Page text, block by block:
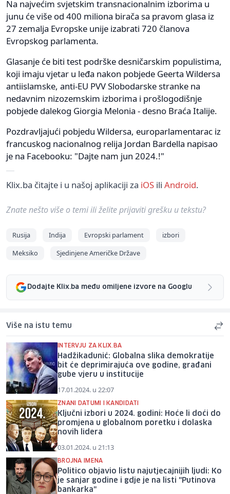
Na najvećim svjetskim transnacionalnim izborima u
junu će više od 400 miliona birača sa pravom glasa iz
27 zemalja Evropske unije izabrati 720 članova
Evropskog parlamenta.
Glasanje će biti test podrške desničarskim populistima,
koji imaju vjetar u leđa nakon pobjede Geerta Wildersa
antiislamske, anti-EU PVV Slobodarske stranke na
nedavnim nizozemskim izborima i prošlogodišnje
pobjede dalekog Giorgia Melonia - desno Braća Italije.
Pozdravljajući pobjedu Wildersa, europarlamentarac iz
francuskog nacionalnog relija Jordan Bardella napisao
je na Facebooku: "Dajte nam jun 2024.!"
Klix.ba čitajte i u našoj aplikaciji za iOS ili Android.
Znate nešto više o temi ili želite prijaviti grešku u tekstu?
Rusija Indija Evropski parlament
izbori
Meksiko
Sjedinjene Američke Države
Dodajte Klix.ba među omiljene izvore na Googlu
Više na istu temu
INTERVJU ZA KLIX.BA
Hadžikadunić: Globalna slika demokratije
bit će deprimirajuća ove godine, građani
gube vjeru u institucije
17.01.2024. u 22:07
ZNANI DATUMI I KANDIDATI
Ključni izbori u 2024. godini: Hoće li doći do
promjena u globalnom poretku i dolaska
novih lidera
03.01.2024. u 21:13
BROJNA IMENA
Politico objavio listu najutjecajnijih ljudi: Ko
je sanjar godine i gdje je na listi "Putinova
bankarka"